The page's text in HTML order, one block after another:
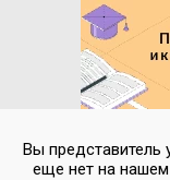
Вы представитель
еще нет на нашем